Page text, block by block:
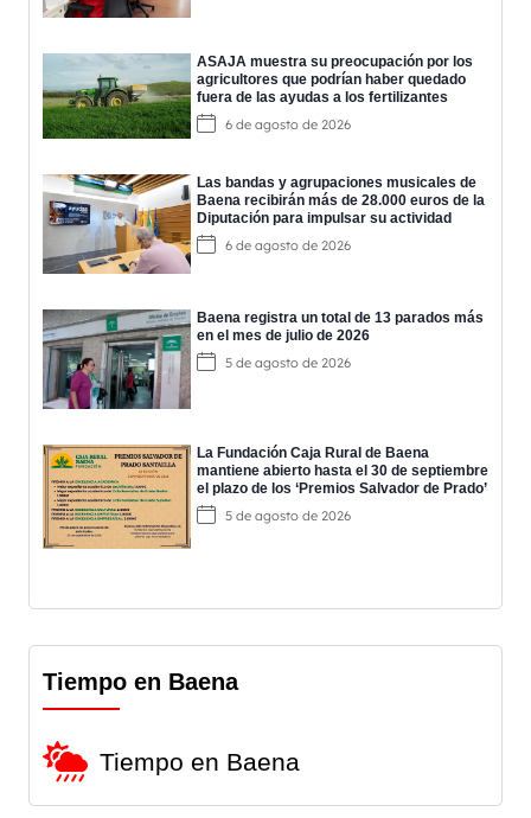
ASAJA muestra su preocupación por los
agricultores que podrían haber quedado
fuera de las ayudas a los fertilizantes
6 de agosto de 2026
Las bandas y agrupaciones musicales de
Baena recibirán más de 28.000 euros de la
Diputación para impulsar su actividad
6 de agosto de 2026
Baena registra un total de 13 parados más
en el mes de julio de 2026
5 de agosto de 2026
La Fundación Caja Rural de Baena
mantiene abierto hasta el 30 de septiembre
el plazo de los ‘Premios Salvador de Prado’
5 de agosto de 2026
Tiempo en Baena
Tiempo en Baena